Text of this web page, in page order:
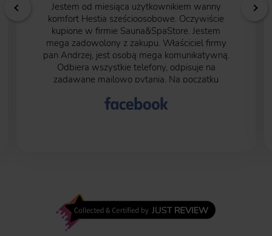
Jestem od miesiąca użytkownikiem wanny
komfort Hestia sześcioosobowe. Oczywiście
kupione w firmie Sauna&SpaStore. Jestem
mega zadowolony z zakupu. Właściciel firmy
pan Andrzej, jest osobą mega komunikatywną.
Odbiera wszystkie telefony, odpisuje na
zadawane mailowo pytania. Na początku
50% kwoty zapłacić przed rozpoczęciem
zwala z nóg.